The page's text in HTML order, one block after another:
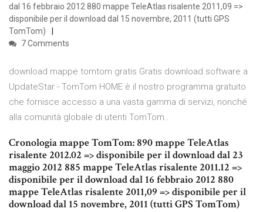
dal 16 febbraio 2012 880 mappe TeleAtlas risalente 2011,09 =>
disponibile per il download dal 15 novembre, 2011 (tutti GPS
TomTom)
7 Comments
download mappe tomtom gratis Gratis download software a
UpdateStar - TomTom HOME è il nostro programma gratuito
che fornisce accesso a una vasta gamma di servizi, nonché
alla comunità globale di utenti TomTom..
Cronologia mappe TomTom: 890 mappe TeleAtlas
risalente 2012.02 => disponibile per il download dal 23
maggio 2012 885 mappe TeleAtlas risalente 2011.12 =>
disponibile per il download dal 16 febbraio 2012 880
mappe TeleAtlas risalente 2011,09 => disponibile per il
download dal 15 novembre, 2011 (tutti GPS TomTom)